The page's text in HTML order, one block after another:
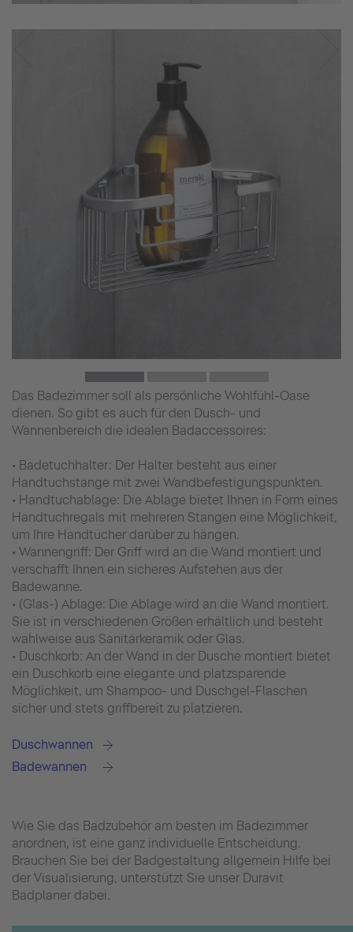
Das Badezimmer soll als persönliche Wohlfühl-Oase
dienen. So gibt es auch für den Dusch- und
Wannenbereich die idealen Badaccessoires:
• Badetuchhalter: Der Halter besteht aus einer
Handtuchstange mit zwei Wandbefestigungspunkten.
• Handtuchablage: Die Ablage bietet Ihnen in Form eines
Handtuchregals mit mehreren Stangen eine Möglichkeit,
um Ihre Handtücher darüber zu hängen.
• Wannengriff: Der Griff wird an die Wand montiert und
verschafft Ihnen ein sicheres Aufstehen aus der
Badewanne.
• (Glas-) Ablage: Die Ablage wird an die Wand montiert.
Sie ist in verschiedenen Größen erhältlich und besteht
wahlweise aus Sanitärkeramik oder Glas.
• Duschkorb: An der Wand in der Dusche montiert bietet
ein Duschkorb eine elegante und platzsparende
Möglichkeit, um Shampoo- und Duschgel-Flaschen
sicher und stets griffbereit zu platzieren.
Duschwannen
Badewannen
Wie Sie das Badzubehör am besten im Badezimmer
anordnen, ist eine ganz individuelle Entscheidung.
Brauchen Sie bei der Badgestaltung allgemein Hilfe bei
der Visualisierung, unterstützt Sie unser Duravit
Badplaner dabei.